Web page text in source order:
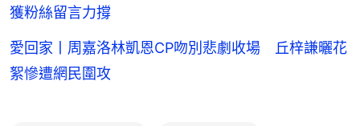
獲粉絲留言力撐
愛回家丨周嘉洛林凱恩CP吻別悲劇收場 丘梓謙曬花
絮慘遭網民圍攻